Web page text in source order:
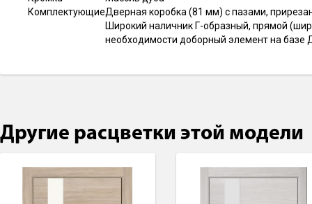
КомплектующиеДверная коробка (81 мм) с пазами,
Широкий наличник Г-образный, прямой
необходимости доборный элемент на
Другие расцветки этой модели